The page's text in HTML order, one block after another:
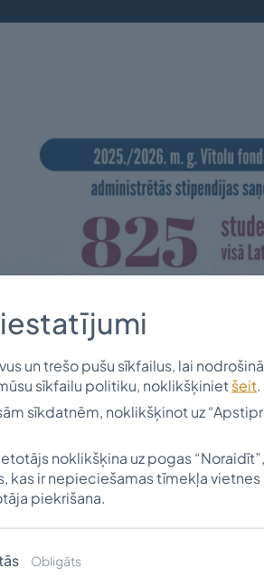
un trešo pušu sīkfailus, lai
sīkfailu politiku, noklikšķiniet šeit
sīkdatnēm, noklikšķinot uz
noklikšķina uz pogas
kas ir nepieciešamas tīmekļa vietnes
piekrišana.
Obligāts